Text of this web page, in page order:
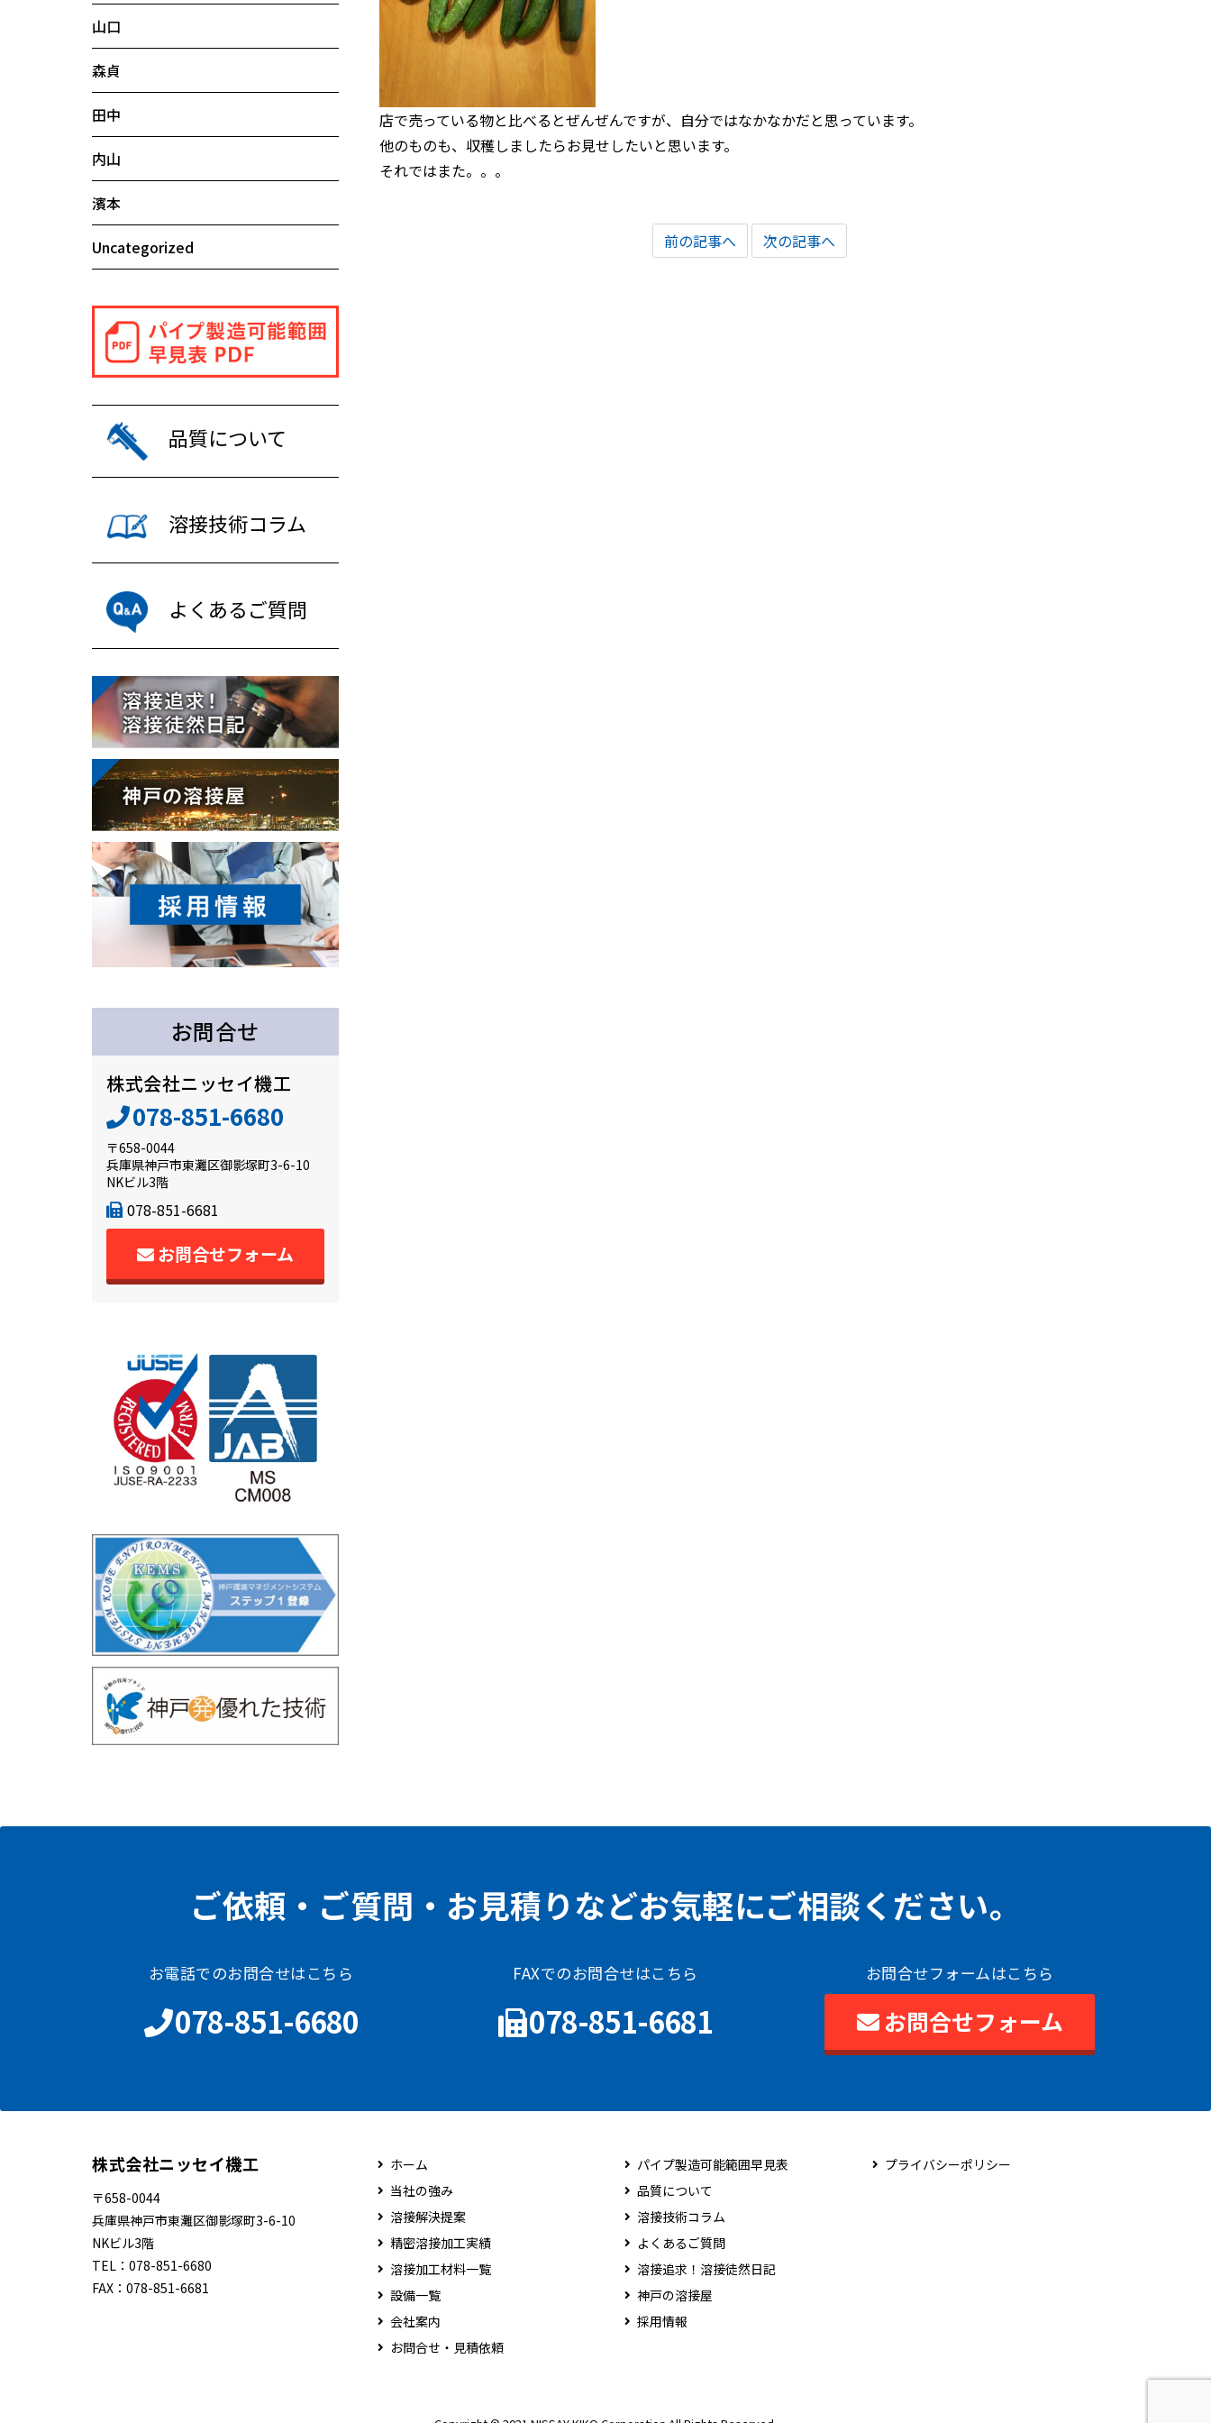
店で売っている物と比べるとぜんぜんですが、自分ではなかなかだと思っています。
他のものも、収穫しましたらお見せしたいと思います。
それではまた。。。
前の記事へ 次の記事へ
山口
森貞
田中
内山
濱本
Uncategorized
品質について
溶接技術コラム
よくあるご質問
お問合せ
株式会社ニッセイ機工
078-851-6680
〒658-0044
兵庫県神戸市東灘区御影塚町3-6-10
NKビル3階
078-851-6681
お問合せフォーム
ご依頼・ご質問・お見積りなどお気軽にご相談ください。
お電話でのお問合せはこちら
078-851-6680
FAXでのお問合せはこちら
078-851-6681
お問合せフォームはこちら
お問合せフォーム
株式会社ニッセイ機工
〒658-0044
兵庫県神戸市東灘区御影塚町3-6-10
NKビル3階
TEL： 078-851-6680
FAX： 078-851-6681
ホーム
当社の強み
溶接解決提案
精密溶接加工実績
溶接加工材料一覧
設備一覧
会社案内
お問合せ・見積依頼
パイプ製造可能範囲早見表
品質について
溶接技術コラム
よくあるご質問
溶接追求！溶接徒然日記
神戸の溶接屋
採用情報
プライバシーポリシー